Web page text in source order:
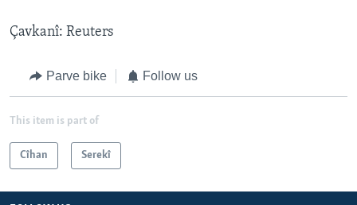
Çavkanî: Reuters
Parve bike Follow us
This item is part of
Cîhan Serekî